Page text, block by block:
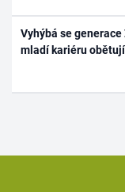
Vyhýbá se
mladí kariéru